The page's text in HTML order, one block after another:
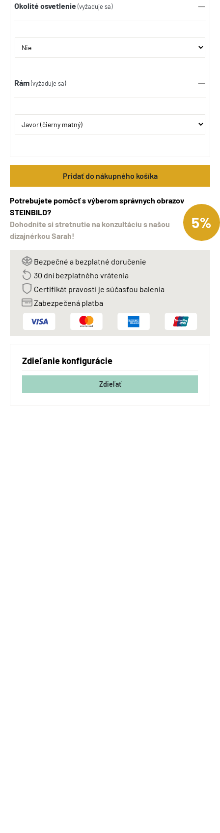
Okolité osvetlenie (vyžaduje sa)
Rám(vyžaduje sa)
Pridať do nákupného košíka
Potrebujete pomôcť s výberom správnych obrazov
STEINBILD?
Dohodnite si stretnutie na konzultáciu s našou
dizajnérkou Sarah!
Bezpečné a bezplatné doručenie
30 dní bezplatného vrátenia
Certifikát pravosti je súčasťou balenia
Zabezpečená platba
Zdieľanie konfigurácie
Zdieľať
5%